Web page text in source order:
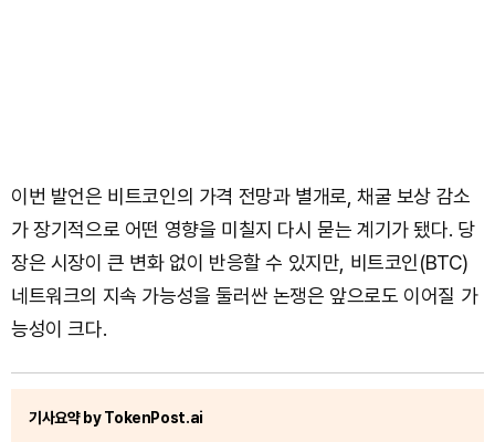
이번 발언은 비트코인의 가격 전망과 별개로, 채굴 보상 감소
가 장기적으로 어떤 영향을 미칠지 다시 묻는 계기가 됐다. 당
장은 시장이 큰 변화 없이 반응할 수 있지만, 비트코인(BTC)
네트워크의 지속 가능성을 둘러싼 논쟁은 앞으로도 이어질 가
능성이 크다.
기사요약 by TokenPost.ai